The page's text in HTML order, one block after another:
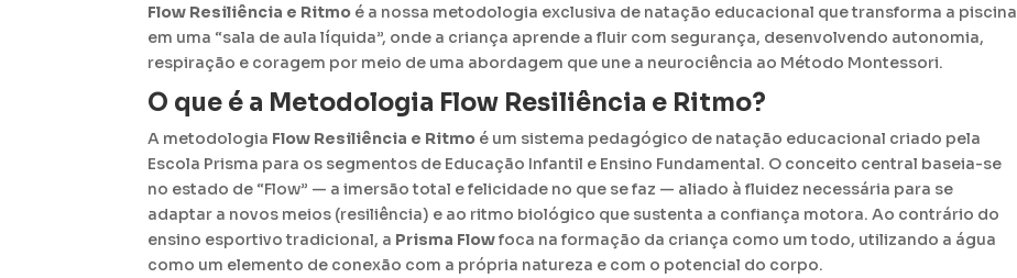
Flow Resiliência e Ritmo é a nossa metodologia exclusiva de natação educacional que transforma a piscina
em uma “sala de aula líquida”, onde a criança aprende a fluir com segurança, desenvolvendo autonomia,
respiração e coragem por meio de uma abordagem que une a neurociência ao Método Montessori.
O que é a Metodologia Flow Resiliência e Ritmo?
A metodologia Flow Resiliência e Ritmo é um sistema pedagógico de natação educacional criado pela
Escola Prisma para os segmentos de Educação Infantil e Ensino Fundamental. O conceito central baseia-se
no estado de “Flow” — a imersão total e felicidade no que se faz — aliado à fluidez necessária para se
adaptar a novos meios (resiliência) e ao ritmo biológico que sustenta a confiança motora. Ao contrário do
ensino esportivo tradicional, a Prisma Flowfoca na formação da criança como um todo, utilizando a água
como um elemento de conexão com a própria natureza e com o potencial do corpo.